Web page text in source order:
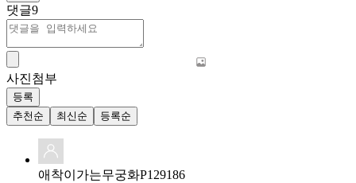
댓글9
사진첨부
등록
추천순
최신순 등록순
애착이가는무궁화P129186